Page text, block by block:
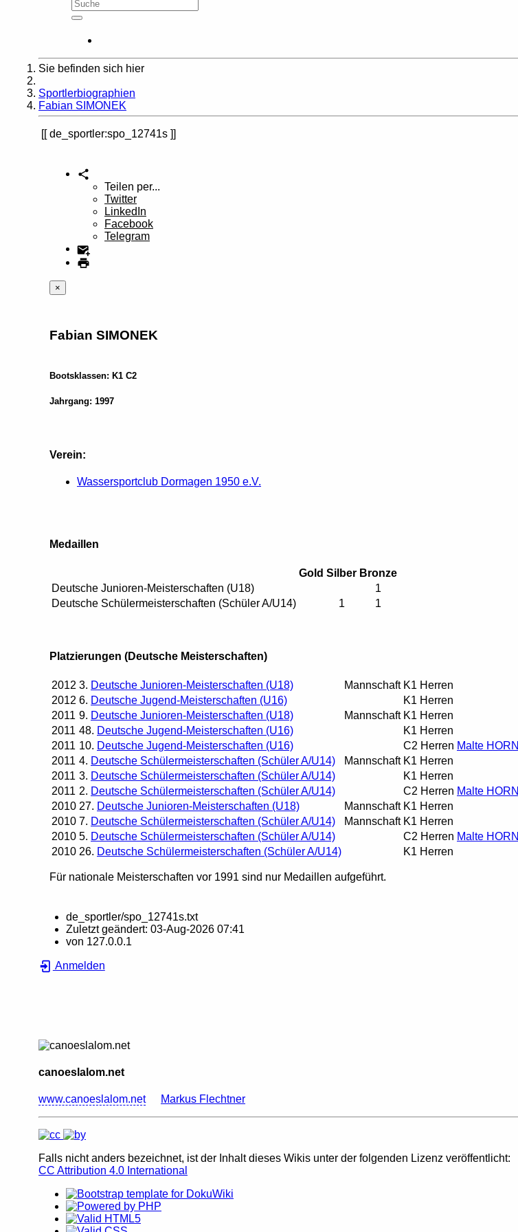
Sie befinden sich hier
Sportlerbiographien
Fabian SIMONEK
de_sportler:spo_12741s
Teilen per...
Twitter
LinkedIn
Facebook
Telegram
×
Fabian SIMONEK
Bootsklassen: K1 C2
Jahrgang: 1997
Verein:
Wassersportclub Dormagen 1950 e.V.
Medaillen
Gold Silber Bronze
Deutsche Junioren-Meisterschaften (U18)
1
Deutsche Schülermeisterschaften (Schüler A/U14)
1 1
Platzierungen (Deutsche Meisterschaften)
2012 3. Deutsche Junioren-Meisterschaften (U18) Mannschaft K1 Herren
2012 6. Deutsche Jugend-Meisterschaften (U16)
K1 Herren
2011 9. Deutsche Junioren-Meisterschaften (U18) Mannschaft K1 Herren
2011 48. Deutsche Jugend-Meisterschaften (U16)
K1 Herren
2011 10. Deutsche Jugend-Meisterschaften (U16) C2 Herren Malte HORN
2011 4. Deutsche Schülermeisterschaften (Schüler A/U14) Mannschaft K1 Herren
2011 3. Deutsche Schülermeisterschaften (Schüler A/U14)
K1 Herren
2011 2. Deutsche Schülermeisterschaften (Schüler A/U14) C2 Herren Malte HORN
2010 27. Deutsche Junioren-Meisterschaften (U18) Mannschaft K1 Herren
2010 7. Deutsche Schülermeisterschaften (Schüler A/U14) Mannschaft K1 Herren
2010 5. Deutsche Schülermeisterschaften (Schüler A/U14) C2 Herren Malte HORN
2010 26. Deutsche Schülermeisterschaften (Schüler A/U14) K1 Herren
Für nationale Meisterschaften vor 1991 sind nur Medaillen aufgeführt.
de_sportler/spo_12741s.txt
Zuletzt geändert: 03-Aug-2026 07:41
von 127.0.0.1
Anmelden
canoeslalom.net
www.canoeslalom.net Markus Flechtner
Falls nicht anders bezeichnet, ist der Inhalt dieses Wikis unter der folgenden Lizenz veröffentlicht:
CC Attribution 4.0 International